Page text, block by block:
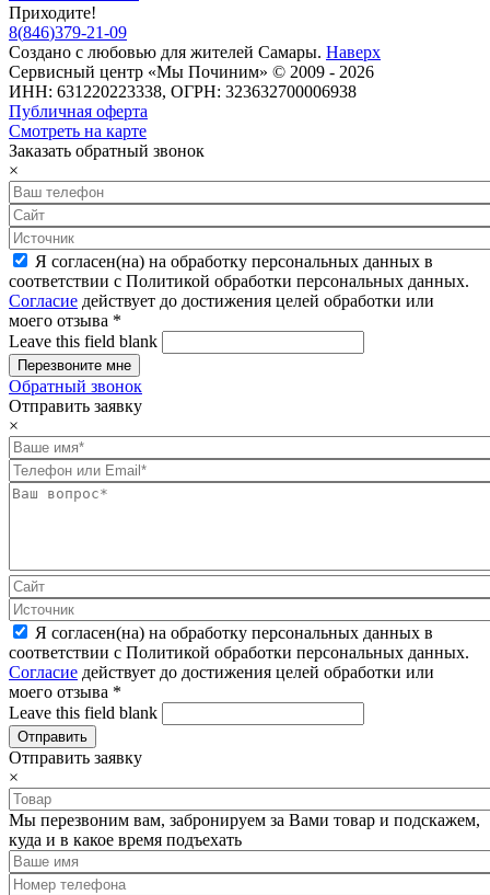
Приходите!
8(846)379-21-09
Создано с любовью для жителей Самары. Наверх
Сервисный центр «Мы Починим» © 2009 - 2026
ИНН: 631220223338, ОГРН: 323632700006938
Публичная оферта
Смотреть на карте
Заказать обратный звонок
×
Я согласен(на) на обработку персональных данных в
соответствии с Политикой обработки персональных данных.
Согласие действует до достижения целей обработки или
моего отзыва *
Leave this field blank
Обратный звонок
Отправить заявку
×
Я согласен(на) на обработку персональных данных в
соответствии с Политикой обработки персональных данных.
Согласие действует до достижения целей обработки или
моего отзыва *
Leave this field blank
Отправить заявку
×
Мы перезвоним вам, забронируем за Вами товар и подскажем,
куда и в какое время подъехать